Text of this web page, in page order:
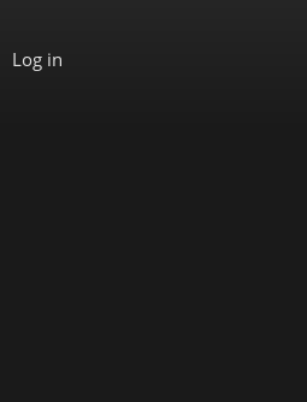
Log in